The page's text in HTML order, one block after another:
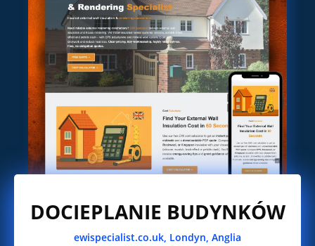
DOCIEPLANIE BUDYNKÓW
ewispecialist.co.uk, Londyn, Anglia